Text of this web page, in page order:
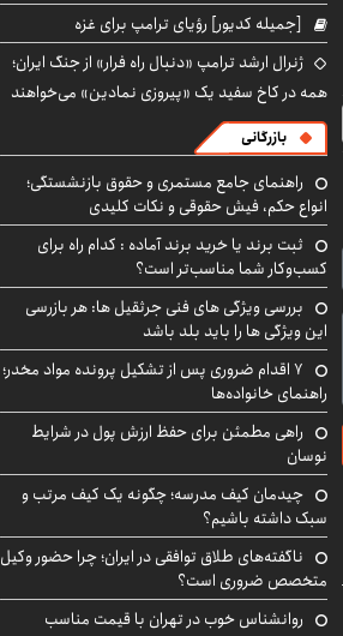
[جمیله کدیور] رؤیای ترامپ برای غزه
ژنرال ارشد ترامپ «دنبال راه فرار» از جنگ ایران؛
همه در کاخ سفید یک «پیروزی نمادین» می‌خواهند
بازرگانی
راهنمای جامع مستمری و حقوق بازنشستگی؛
انواع حکم، فیش حقوقی و نکات کلیدی
ثبت برند یا خرید برند آماده : کدام راه برای
کسب‌وکار شما مناسب‌تر است؟
بررسی ویژگی های فنی جرثقیل ها: هر بازرسی
این ویژگی ها را باید بلد باشد
۷ اقدام ضروری پس از تشکیل پرونده مواد مخدر؛
راهنمای خانواده‌ها
راهی مطمئن برای حفظ ارزش پول در شرایط
نوسان
چیدمان کیف مدرسه؛ چگونه یک کیف مرتب و
سبک داشته باشیم؟
ناگفته‌های طلاق توافقی در ایران؛ چرا حضور وکیل
متخصص ضروری است؟
روانشناس خوب در تهران با قیمت مناسب